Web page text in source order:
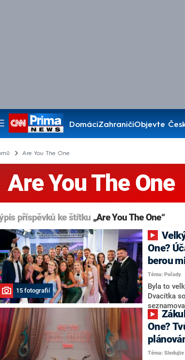
DomácíZahraničíObjevte
Pořady
Are You The One
Are You The One
příspěvků ke štítku „Are You The One“
15 fotografií
One?
berou
Téma: Pořady
Byla to
Dvacítka
Během
odhalit
show
One?
Téma: